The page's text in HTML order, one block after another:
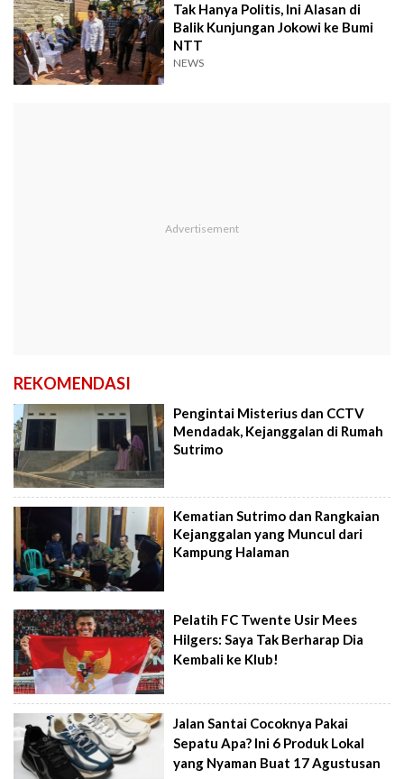
Tak Hanya Politis, Ini Alasan di
Balik Kunjungan Jokowi ke Bumi
NTT
NEWS
REKOMENDASI
Pengintai Misterius dan CCTV
Mendadak, Kejanggalan di Rumah
Sutrimo
Kematian Sutrimo dan Rangkaian
Kejanggalan yang Muncul dari
Kampung Halaman
Pelatih FC Twente Usir Mees
Hilgers: Saya Tak Berharap Dia
Kembali ke Klub!
Jalan Santai Cocoknya Pakai
Sepatu Apa? Ini 6 Produk Lokal
yang Nyaman Buat 17 Agustusan